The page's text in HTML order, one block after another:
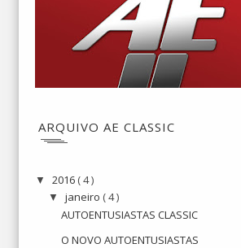
ARQUIVO AE CLASSIC
▼ 2016 ( 4 )
▼ janeiro ( 4 )
AUTOENTUSIASTAS CLASSIC
O NOVO AUTOENTUSIASTAS